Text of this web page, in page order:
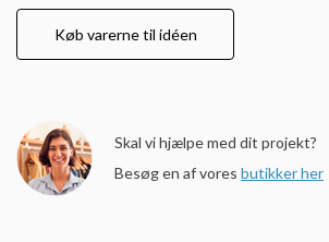
Køb varerne til idéen
Skal vi hjælpe med dit projekt?
Besøg en af vores butikker her